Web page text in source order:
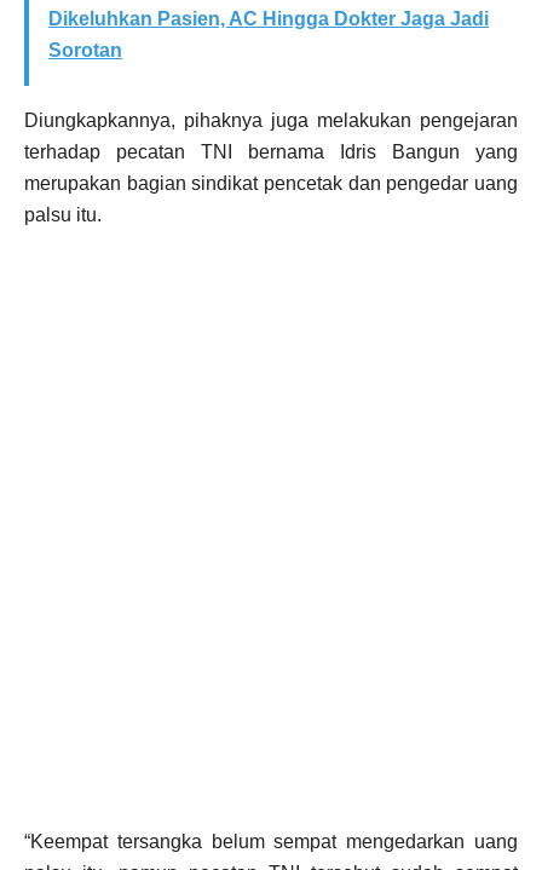
Dikeluhkan Pasien, AC Hingga Dokter Jaga Jadi
Sorotan
Diungkapkannya, pihaknya juga melakukan pengejaran
terhadap pecatan TNI bernama Idris Bangun yang
merupakan bagian sindikat pencetak dan pengedar uang
palsu itu.
“Keempat tersangka belum sempat mengedarkan uang